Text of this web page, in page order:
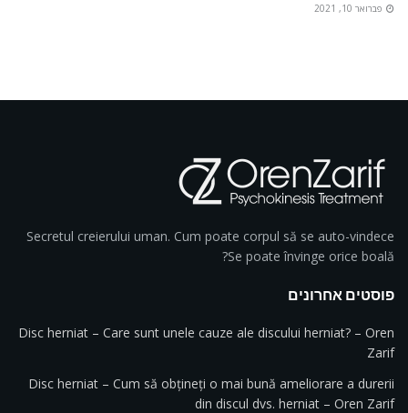
פברואר 10, 2021
Secretul creierului uman. Cum poate corpul să se auto-vindece
Se poate învinge orice boală?
פוסטים אחרונים
Disc herniat – Care sunt unele cauze ale discului herniat? – Oren
Zarif
Disc herniat – Cum să obțineți o mai bună ameliorare a durerii
din discul dvs. herniat – Oren Zarif